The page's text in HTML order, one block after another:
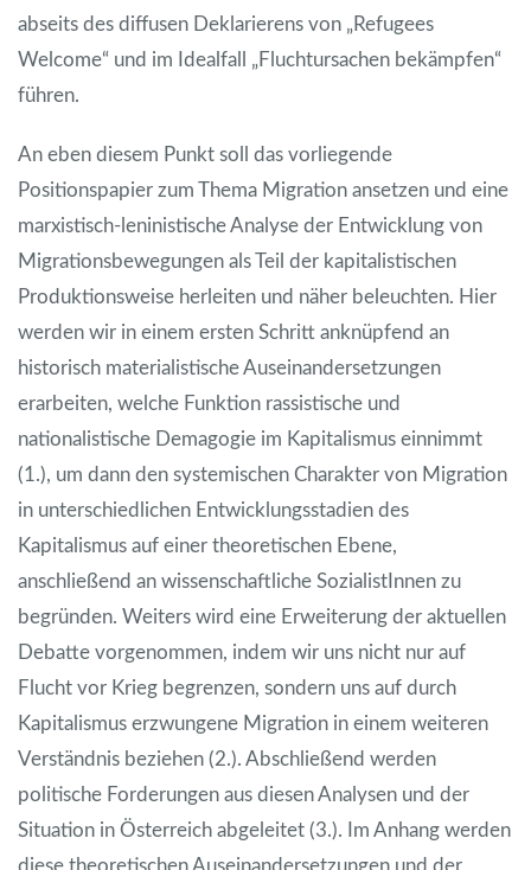
abseits des diffusen Deklarierens von „Refugees
Welcome“ und im Idealfall „Fluchtursachen bekämpfen“
führen.
An eben diesem Punkt soll das vorliegende
Positionspapier zum Thema Migration ansetzen und eine
marxistisch-leninistische Analyse der Entwicklung von
Migrationsbewegungen als Teil der kapitalistischen
Produktionsweise herleiten und näher beleuchten. Hier
werden wir in einem ersten Schritt anknüpfend an
historisch materialistische Auseinandersetzungen
erarbeiten, welche Funktion rassistische und
nationalistische Demagogie im Kapitalismus einnimmt
(1.), um dann den systemischen Charakter von Migration
in unterschiedlichen Entwicklungsstadien des
Kapitalismus auf einer theoretischen Ebene,
anschließend an wissenschaftliche SozialistInnen zu
begründen. Weiters wird eine Erweiterung der aktuellen
Debatte vorgenommen, indem wir uns nicht nur auf
Flucht vor Krieg begrenzen, sondern uns auf durch
Kapitalismus erzwungene Migration in einem weiteren
Verständnis beziehen (2.). Abschließend werden
politische Forderungen aus diesen Analysen und der
Situation in Österreich abgeleitet (3.). Im Anhang werden
diese theoretischen Auseinandersetzungen und der